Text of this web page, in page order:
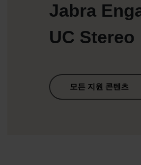
Jabra
UC Stereo
모든 지원 콘텐츠